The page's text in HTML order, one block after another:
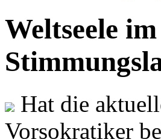
Weltseele
Hat die
Vorsokratiker